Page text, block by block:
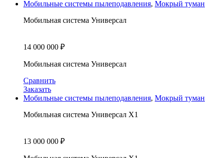
Мобильные системы пылеподавления, Мокрый туман
Мобильная система Универсал
14 000 000 ₽
Мобильная система Универсал
Сравнить
Заказать
Мобильные системы пылеподавления, Мокрый туман
Мобильная система Универсал X1
13 000 000 ₽